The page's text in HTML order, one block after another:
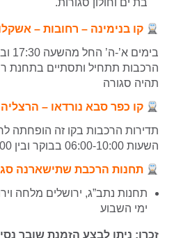
בת ים וחולון סגורות.
קו בנימינה – רחובות –
הרכבות תתחיל ותסתיים בתחנת
תהיה סגורה
קו כפר סבא נורדאו – הרצליה
תדירות הרכבות בקו זה הופחתה
השעות 06:00-10:00 בבוקר ובין 15:00-19:00
תחנות הרכבת שתישארנה
תחנות נתב”ג, ירושלים מלחה
ימי השבוע
זכרו: ניתן לבצע הזמנת שובר